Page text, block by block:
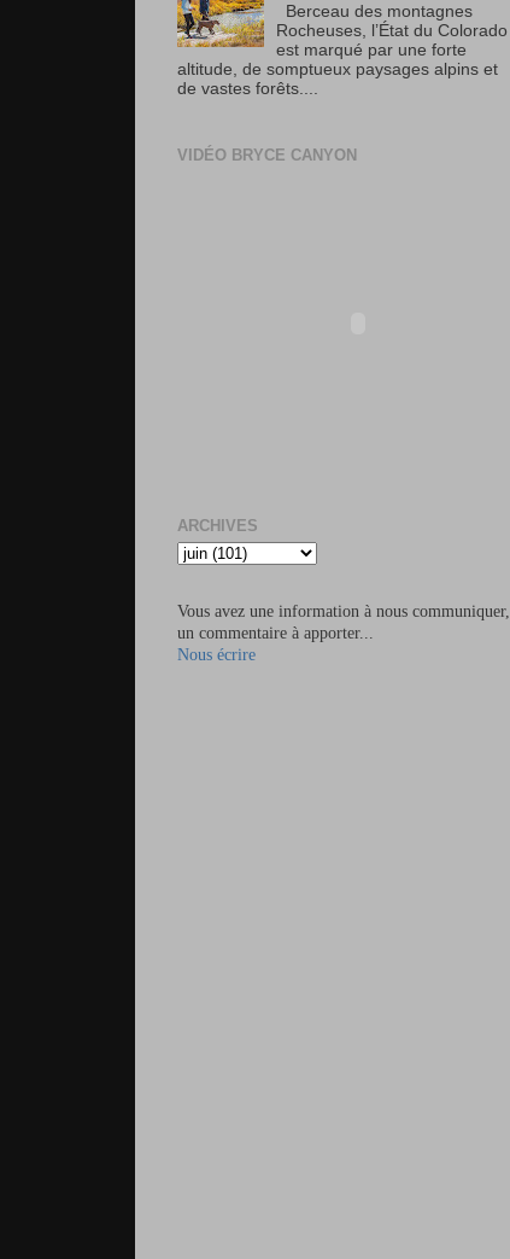
Berceau des montagnes
Rocheuses, l’État du Colorado
est marqué par une forte
altitude, de somptueux paysages alpins et
de vastes forêts....
VIDÉO BRYCE CANYON
ARCHIVES
Vous avez une information à nous communiquer,
un commentaire à apporter...
Nous écrire